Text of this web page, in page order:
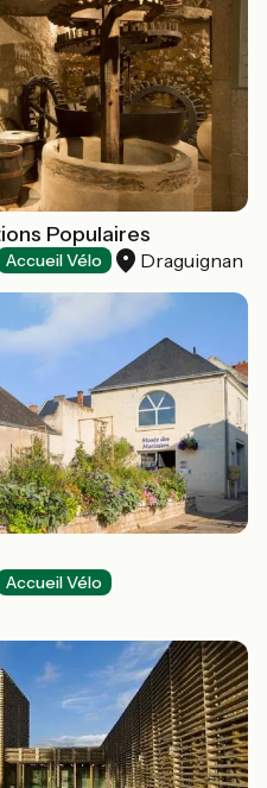
Populaires
Accueil Vélo Draguignan
Accueil Vélo